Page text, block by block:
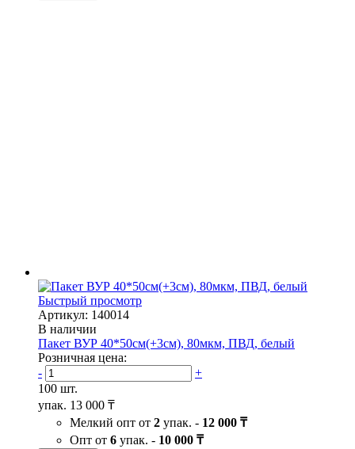
Быстрый просмотр
Артикул: 140014
В наличии
Пакет ВУР 40*50см(+3см), 80мкм, ПВД, белый
Розничная цена:
-
+
100 шт.
упак. 13 000 ₸
Мелкий опт от 2 упак. - 12 000 ₸
Опт от 6 упак. - 10 000 ₸